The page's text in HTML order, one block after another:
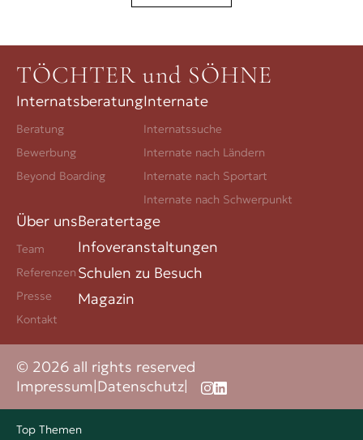
TÖCHTER und SÖHNE
Internatsberatung
Beratung
Bewerbung
Beyond Boarding
Internate
Internatssuche
Internate nach Ländern
Internate nach Sportart
Internate nach Schwerpunkt
Über uns
Team
Referenzen
Presse
Kontakt
Beratertage
Infoveranstaltungen
Schulen zu Besuch
Magazin
© 2026 all rights reserved
Impressum|Datenschutz|
Top Themen